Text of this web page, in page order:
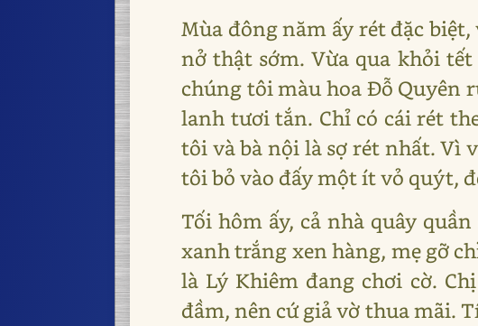
Mùa đông năm ấy rét đặc
nở thật sớm. Vừa qua khỏi
chúng tôi màu hoa Đỗ Quyên
lanh tươi tắn. Chỉ có cái rét
tôi và bà nội là sợ rét nhất. Vì
tôi bỏ vào đấy một ít vỏ quýt,
Tối hôm ấy, cả nhà quây
xanh trắng xen hàng, mẹ gỡ
là Lý Khiêm đang chơi cờ.
đầm, nên cứ giả vờ thua mãi.